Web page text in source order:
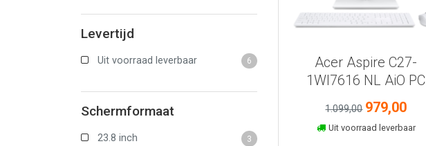
Levertijd
Uit voorraad leverbaar 6
Schermformaat
23.8 inch 3
Acer Aspire C27-
1WI7616 NL AiO PC
1.099,00 979,00
Uit voorraad leverbaar
In winkelmand